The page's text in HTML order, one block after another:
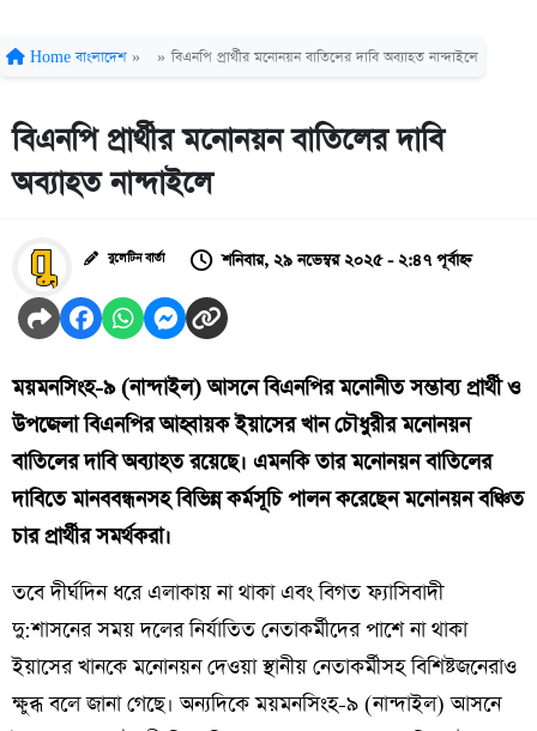
Home বাংলাদেশ » » বিএনপি প্রার্থীর মনোনয়ন বাতিলের দাবি অব্যাহত নান্দাইলে
বিএনপি প্রার্থীর মনোনয়ন বাতিলের দাবি
অব্যাহত নান্দাইলে
বুলেটিন বার্তা শনিবার, ২৯ নভেম্বর ২০২৫ - ২:৪৭ পূর্বাহ্ন
ময়মনসিংহ-৯ (নান্দাইল) আসনে বিএনপির মনোনীত সম্ভাব্য প্রার্থী ও
উপজেলা বিএনপির আহ্বায়ক ইয়াসের খান চৌধুরীর মনোনয়ন
বাতিলের দাবি অব্যাহত রয়েছে। এমনকি তার মনোনয়ন বাতিলের
দাবিতে মানববন্ধনসহ বিভিন্ন কর্মসূচি পালন করেছেন মনোনয়ন বঞ্চিত
চার প্রার্থীর সমর্থকরা।
তবে দীর্ঘদিন ধরে এলাকায় না থাকা এবং বিগত ফ্যাসিবাদী
দু:শাসনের সময় দলের নির্যাতিত নেতাকর্মীদের পাশে না থাকা
ইয়াসের খানকে মনোনয়ন দেওয়া স্থানীয় নেতাকর্মীসহ বিশিষ্টজনেরাও
ক্ষুব্ধ বলে জানা গেছে। অন্যদিকে ময়মনসিংহ-৯ (নান্দাইল) আসনে